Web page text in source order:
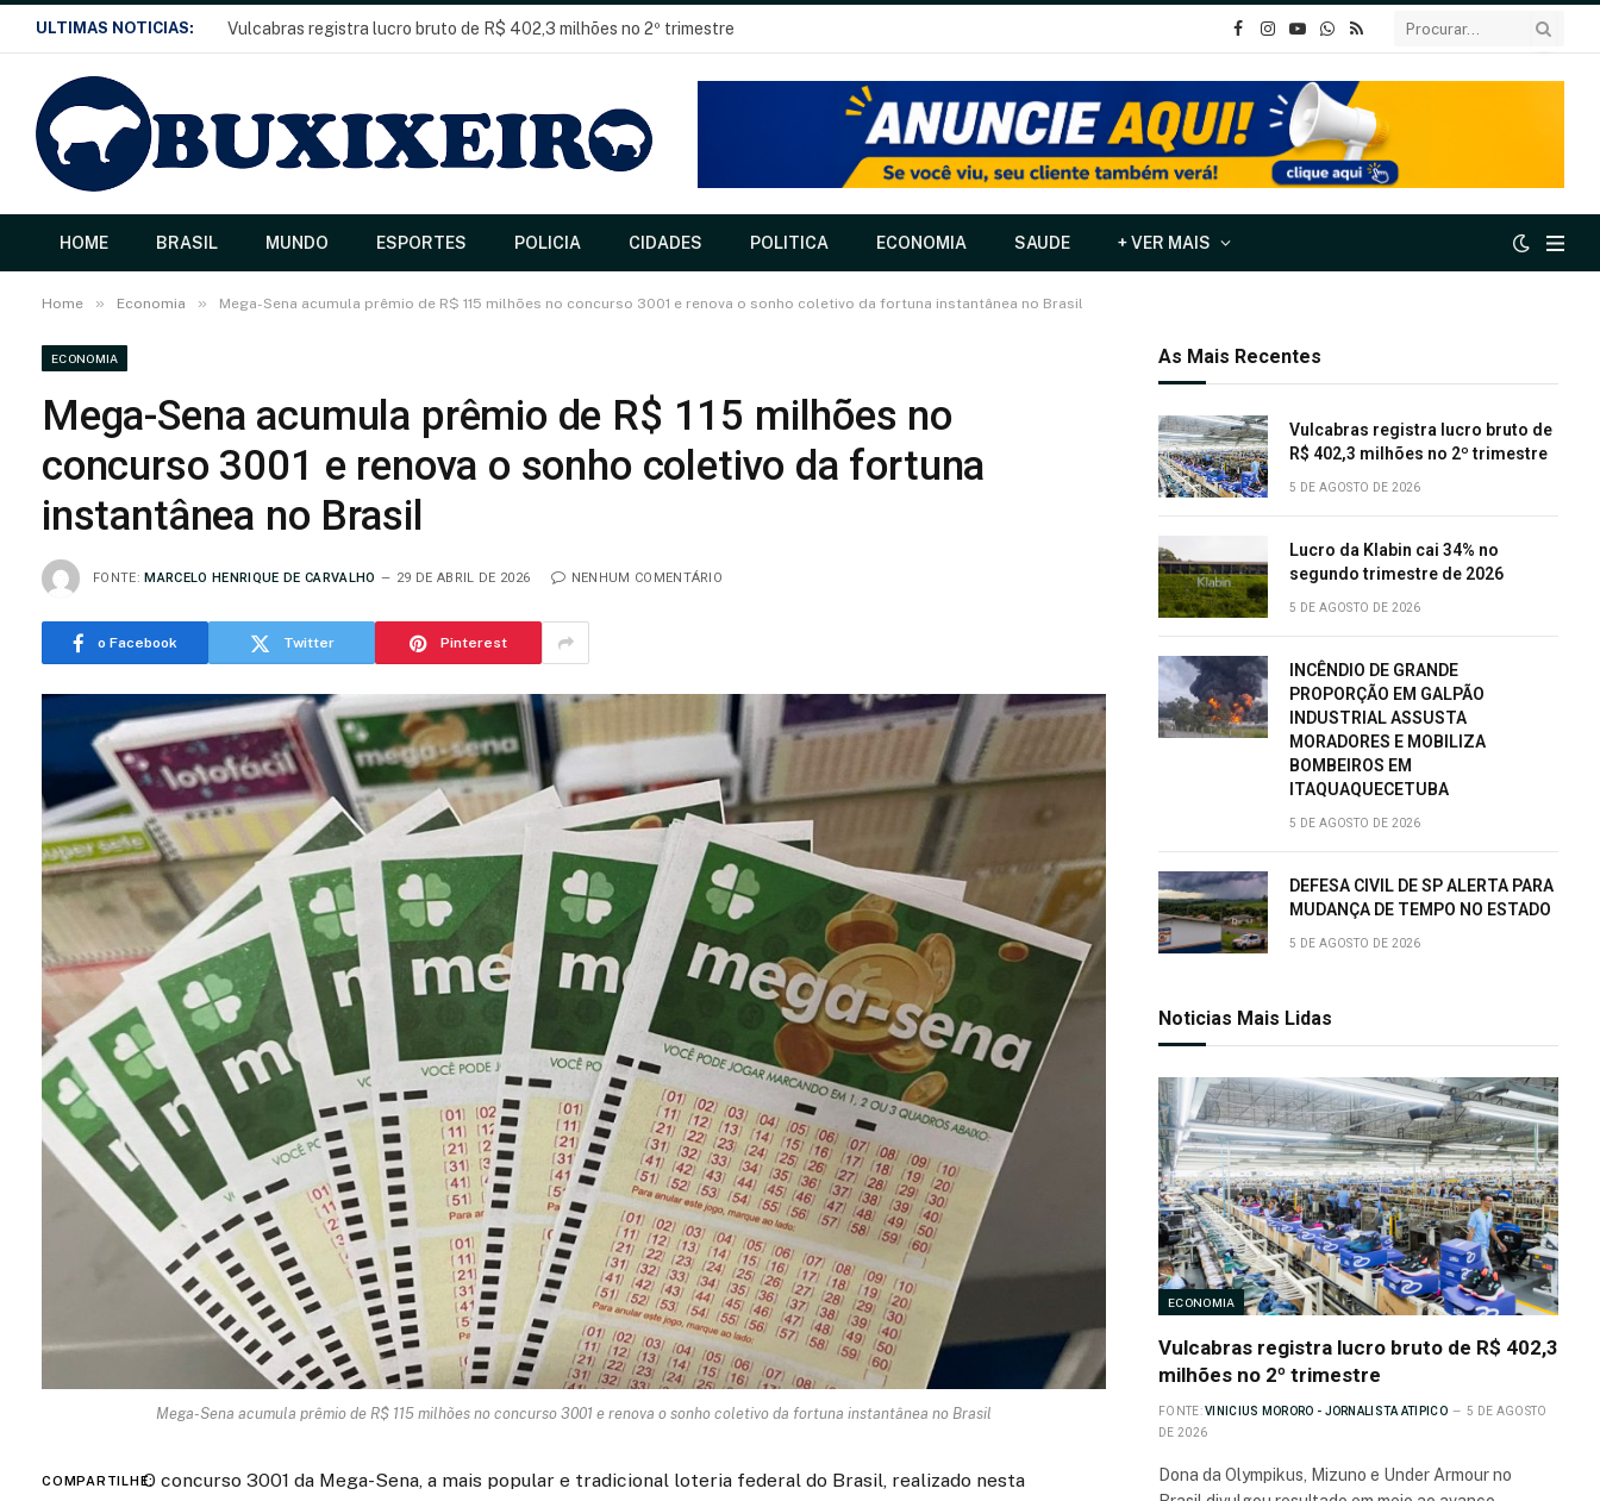
ULTIMAS NOTICIAS: Vulcabras registra lucro bruto de R$ 402,3 milhões no 2º trimestre
o
Instagram
YouTube
Whatsapp
RSS
HOME BRASIL MUNDO ESPORTES POLICIA CIDADES POLITICA ECONOMIA SAUDE + VER MAIS
Home » Economia » Mega-Sena acumula prêmio de R$ 115 milhões no concurso 3001 e renova o sonho coletivo da fortuna instantânea no Brasil
ECONOMIA
Mega-Sena acumula prêmio de R$ 115 milhões no
concurso 3001 e renova o sonho coletivo da fortuna
instantânea no Brasil
FONTE: MARCELO HENRIQUE DE CARVALHO 29 DE ABRIL DE 2026 NENHUM COMENTÁRIO
o Facebook Twitter Pinterest
Mega-Sena acumula prêmio de R$ 115 milhões no concurso 3001 e renova o sonho coletivo da fortuna instantânea no Brasil
COMPARTILHE:O concurso 3001 da Mega-Sena, a mais popular e tradicional loteria federal do Brasil, realizado nesta
As Mais Recentes
Vulcabras registra lucro bruto de
R$ 402,3 milhões no 2º trimestre
5 DE AGOSTO DE 2026
Lucro da Klabin cai 34% no
segundo trimestre de 2026
5 DE AGOSTO DE 2026
INCÊNDIO DE GRANDE
PROPORÇÃO EM GALPÃO
INDUSTRIAL ASSUSTA
MORADORES E MOBILIZA
BOMBEIROS EM
ITAQUAQUECETUBA
5 DE AGOSTO DE 2026
DEFESA CIVIL DE SP ALERTA PARA
MUDANÇA DE TEMPO NO ESTADO
5 DE AGOSTO DE 2026
Noticias Mais Lidas
ECONOMIA
Vulcabras registra lucro bruto de R$ 402,3
milhões no 2º trimestre
FONTE: VINICIUS MORORO - JORNALISTA ATIPICO
5 DE AGOSTO
DE 2026
Dona da Olympikus, Mizuno e Under Armour no